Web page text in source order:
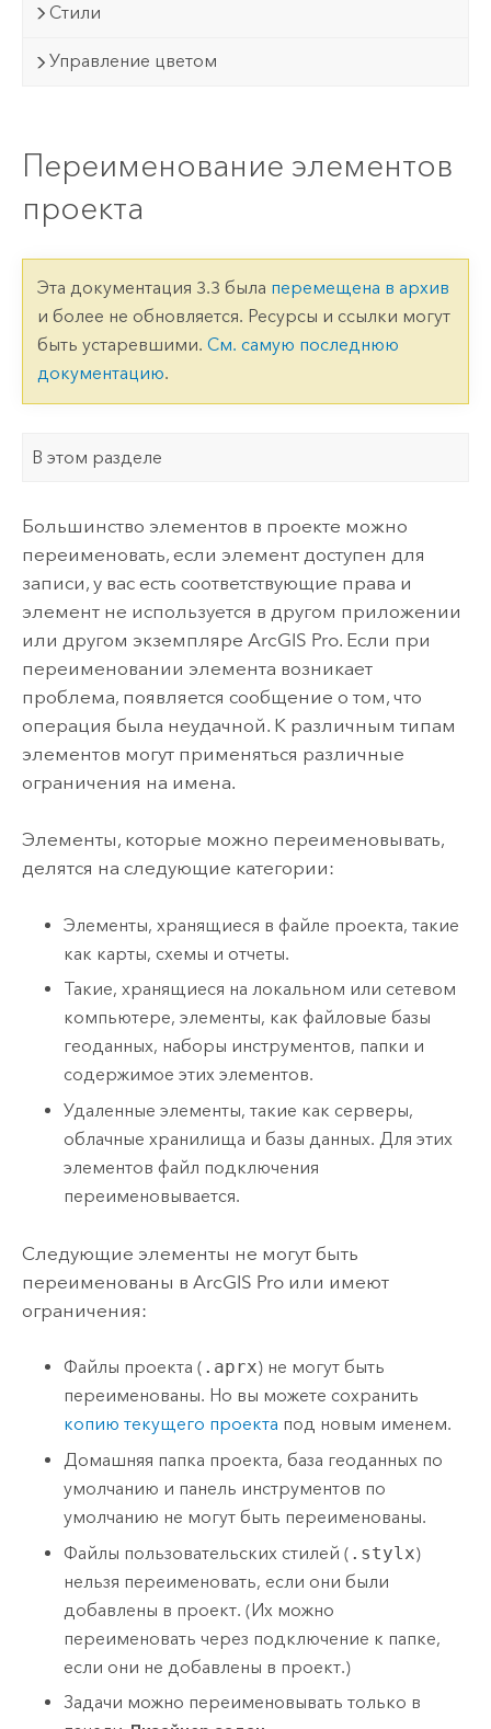
Стили
Управление цветом
Переименование элементов
проекта
Эта документация 3.3 была перемещена в архив
и более не обновляется. Ресурсы и ссылки могут
быть устаревшими. См. самую последнюю
документацию.
В этом разделе
Большинство элементов в проекте можно
переименовать, если элемент доступен для
записи, у вас есть соответствующие права и
элемент не используется в другом приложении
или другом экземпляре ArcGIS Pro. Если при
переименовании элемента возникает
проблема, появляется сообщение о том, что
операция была неудачной. К различным типам
элементов могут применяться различные
ограничения на имена.
Элементы, которые можно переименовывать,
делятся на следующие категории:
Элементы, хранящиеся в файле проекта, такие
как карты, схемы и отчеты.
Такие, хранящиеся на локальном или сетевом
компьютере, элементы, как файловые базы
геоданных, наборы инструментов, папки и
содержимое этих элементов.
Удаленные элементы, такие как серверы,
облачные хранилища и базы данных. Для этих
элементов файл подключения
переименовывается.
Следующие элементы не могут быть
переименованы в ArcGIS Proили имеют
ограничения:
Файлы проекта ( .aprx) не могут быть
переименованы. Но вы можете сохранить
копию текущего проекта под новым именем.
Домашняя папка проекта, база геоданных по
умолчанию и панель инструментов по
умолчанию не могут быть переименованы.
Файлы пользовательских стилей ( .stylx)
нельзя переименовать, если они были
добавлены в проект. (Их можно
переименовать через подключение к папке,
если они не добавлены в проект.)
Задачи можно переименовывать только в